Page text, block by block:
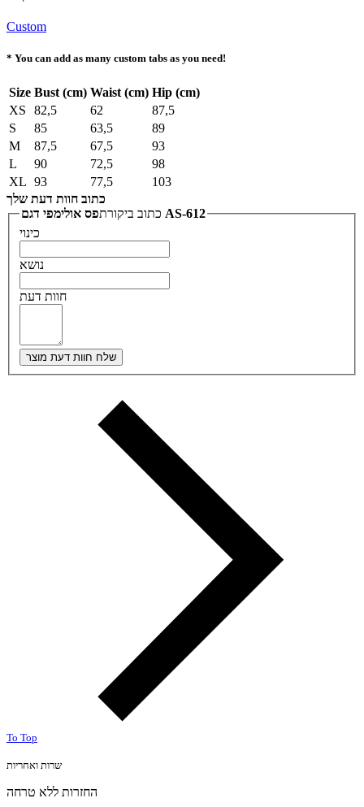
Custom
* You can add as many custom tabs as you need!
Size Bust (cm) Waist (cm) Hip (cm)
XS
82,5 62
87,5
S
85 63,5
89
M
87,5 67,5
93
L
90 72,5
98
XL 93 77,5
103
כתוב חוות דעת שלך
כתוב ביקורת פס אולימפי דגם AS-612
כינוי
נושא
חוות דעת
שלח חוות דעת מוצר
To Top
שרות ואחריות
החזרות ללא טרחה